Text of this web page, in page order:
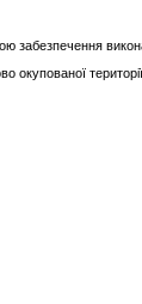
території